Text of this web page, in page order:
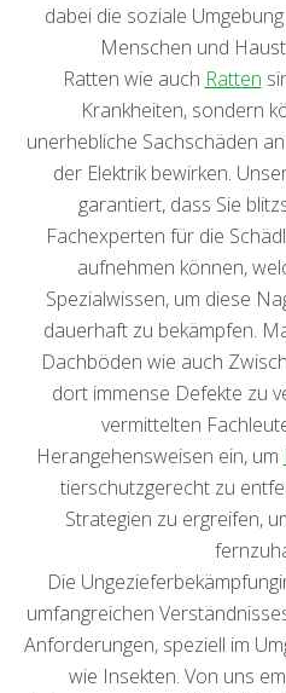
dabei die soziale
Menschen und
Ratten wie auch Ratten
Krankheiten, sondern
unerhebliche Sachschäden
der Elektrik bewirken.
garantiert, dass Sie
Fachexperten für die
aufnehmen können,
Spezialwissen, um diese
dauerhaft zu bekämpfen.
Dachböden wie auch
dort immense Defekte zu
vermittelten
Herangehensweisen ein, um
tierschutzgerecht zu
Strategien zu ergreifen,
Die
umfangreichen
Anforderungen, speziell im
wie Insekten. Von uns